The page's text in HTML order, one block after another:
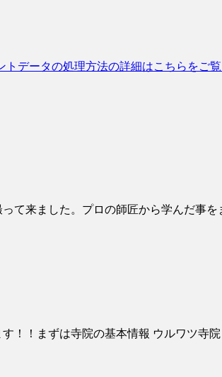
トデータの処理方法の詳細はこちらをご
て来ました。プロの師匠から学んだ事
！！まずは寺院の基本情報 ウルワツ寺